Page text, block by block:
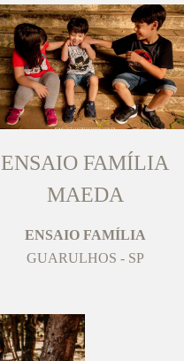
ENSAIO FAMÍLIA
MAEDA
ENSAIO FAMÍLIA
GUARULHOS - SP